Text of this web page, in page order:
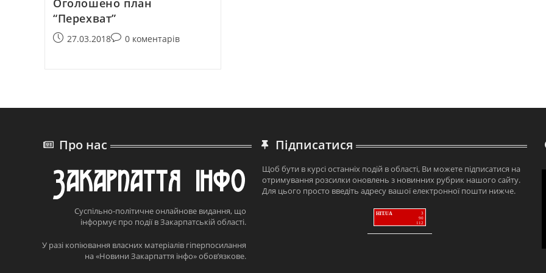
“Перехват”
27.03.2018 0 коментарів
Про нас
Суспільно-політичне онлайнове видання, що
інформує про події в Закарпатській області.
У разі копіювання власних матеріалів гіперпосилання
на «Новини Закарпаття інфо» обов’язкове.
Підписатися
Щоб бути в курсі останніх подій в області, Ви можете підписатися на
отримування розсилки оновлень з новинних рубрик нашого сайту.
Для цього просто введіть адресу вашої електронної пошти нижче.
HIT.UA
3
90
112